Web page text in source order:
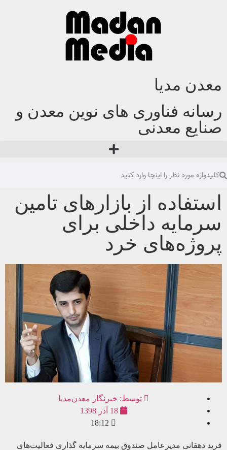
معدن مدیا
رسانه فناوری های نوین معدن و
صنایع معدنی
استفاده از بازارهای تامین
سرمایه داخلی برای
پروژه‌های خرد
توسط: خبرنگار معدن‌مدیا
18 آذر 1398
18:12
فرید دهقانی مدیرعامل صندوق بیمه سرمایه گذاری فعالیت‌های